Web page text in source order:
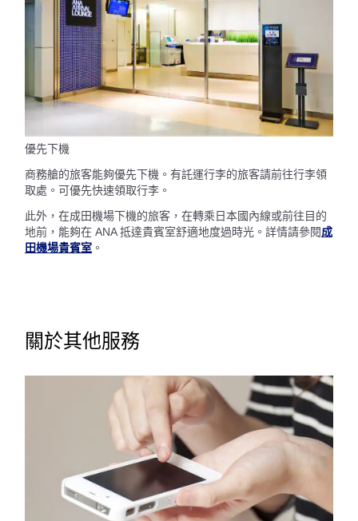
優先下機
商務艙的旅客能夠優先下機。有託運行李的旅客請前往行李領
取處。可優先快速領取行李。
此外，在成田機場下機的旅客，在轉乘日本國內線或前往目的
地前，能夠在 ANA 抵達貴賓室舒適地度過時光。詳情請參閱成
田機場貴賓室 。
關於其他服務